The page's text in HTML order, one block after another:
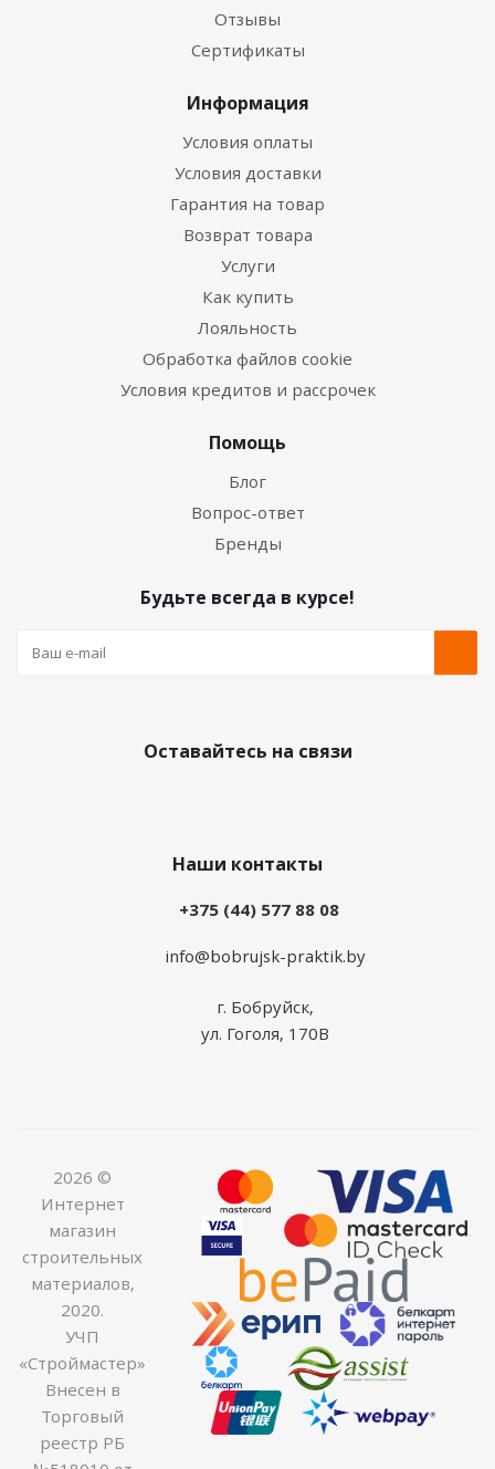
Отзывы
Сертификаты
Информация
Условия оплаты
Условия доставки
Гарантия на товар
Возврат товара
Услуги
Как купить
Лояльность
Обработка файлов cookie
Условия кредитов и рассрочек
Помощь
Блог
Вопрос-ответ
Бренды
Будьте всегда в курсе!
Оставайтесь на связи
Наши контакты
+375 (44) 577 88 08
info@bobrujsk-praktik.by
г. Бобруйск,
ул. Гоголя, 170В
2026 ©
Интернет
магазин
строительных
материалов,
2020.
УЧП
«Строймастер»
Внесен в
Торговый
реестр РБ